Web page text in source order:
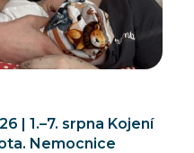
| 1.–7. srpna Kojení
Nemocnice